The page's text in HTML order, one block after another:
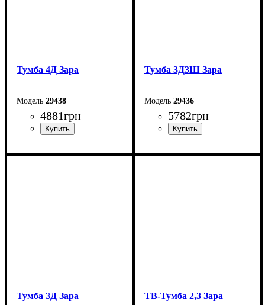
Тумба 4Д Зара
29438
4881грн
Ширина: 180 см
Тумба 3Д3Ш Зара
29436
5782грн
Ширина: 180 см
Тумба 3Д Зара ТВ-Тумба 2,3 Зара